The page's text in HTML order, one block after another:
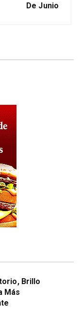
De Junio
Brillo
Más